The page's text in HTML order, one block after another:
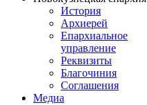
История
Архиерей
Епархиальное
управление
Реквизиты
Благочиния
Соглашения
Медиа